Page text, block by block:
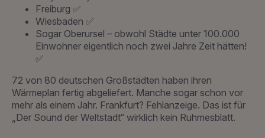
Freiburg ✅
Wiesbaden ✅
Sogar Oberursel – obwohl Städte unter 100.000
Einwohner eigentlich noch zwei Jahre Zeit hätten!
✅
72 von 80 deutschen Großstädten haben ihren
Wärmeplan fertig abgeliefert. Manche sogar schon vor
mehr als einem Jahr. Frankfurt? Fehlanzeige. Das ist für
„Der Sound der Weltstadt“ wirklich kein Ruhmesblatt.